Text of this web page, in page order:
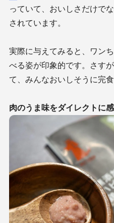
っていて、おいしさだけで
されています。
実際に与えてみると、ワン
べる姿が印象的です。さす
て、みんなおいしそうに完食
肉のうま味をダイレクトに